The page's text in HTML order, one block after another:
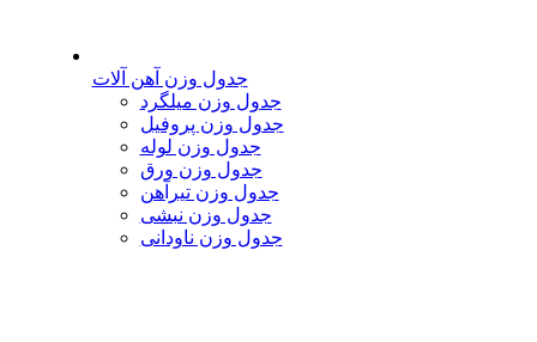
جدول وزن آهن آلات
جدول وزن میلگرد
جدول وزن پروفیل
جدول وزن لوله
جدول وزن ورق
جدول وزن تیرآهن
جدول وزن نبشی
جدول وزن ناودانی